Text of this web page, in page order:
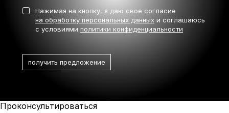
Нажимая на кнопку, я даю свое согласие
на обработку персональных данных и соглашаюсь
с условиями политики конфиденциальности
Проконсультироваться